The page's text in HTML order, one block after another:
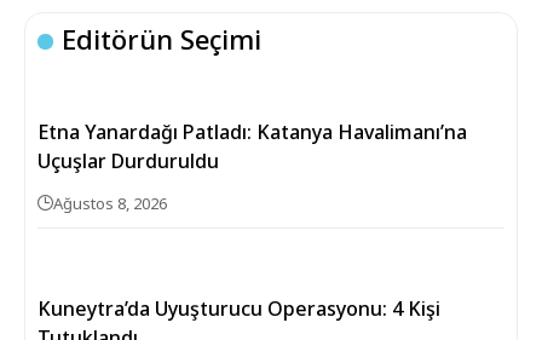
Editörün Seçimi
Etna Yanardağı Patladı: Katanya Havalimanı’na
Uçuşlar Durduruldu
Ağustos 8, 2026
Kuneytra’da Uyuşturucu Operasyonu: 4 Kişi